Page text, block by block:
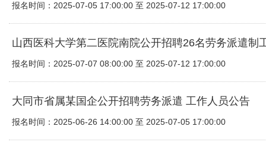
报名时间：2025-07-05 17:00:00 至 2025-07-12 17:00:00
山西医科大学第二医院南院公开招聘26名劳务派遣制
报名时间：2025-07-07 08:00:00 至 2025-07-12 17:00:00
大同市省属某国企公开招聘劳务派遣 工作人员公告
报名时间：2025-06-26 14:00:00 至 2025-07-05 17:00:00